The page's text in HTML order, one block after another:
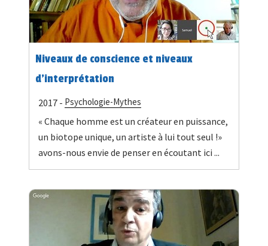
Niveaux de conscience et niveaux
d’interprétation
2017 - Psychologie-Mythes
« Chaque homme est un créateur en puissance,
un biotope unique, un artiste à lui tout seul !»
avons-nous envie de penser en écoutant ici ...